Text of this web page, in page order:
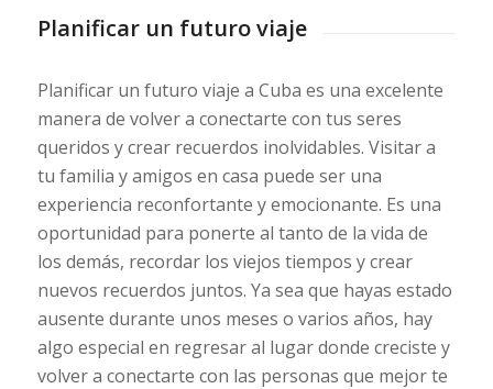
Planificar un futuro viaje
Planificar un futuro viaje a Cuba es una excelente
manera de volver a conectarte con tus seres
queridos y crear recuerdos inolvidables. Visitar a
tu familia y amigos en casa puede ser una
experiencia reconfortante y emocionante. Es una
oportunidad para ponerte al tanto de la vida de
los demás, recordar los viejos tiempos y crear
nuevos recuerdos juntos. Ya sea que hayas estado
ausente durante unos meses o varios años, hay
algo especial en regresar al lugar donde creciste y
volver a conectarte con las personas que mejor te